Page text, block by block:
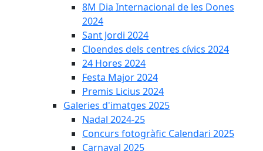
8M Dia Internacional de les Dones
2024
Sant Jordi 2024
Cloendes dels centres cívics 2024
24 Hores 2024
Festa Major 2024
Premis Licius 2024
Galeries d'imatges 2025
Nadal 2024-25
Concurs fotogràfic Calendari 2025
Carnaval 2025